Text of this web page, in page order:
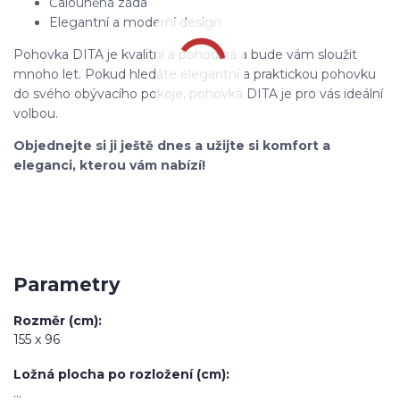
Elegantní a moderní design
Pohovka DITA je kvalitní a pohodlná a bude vám sloužit
mnoho let. Pokud hledáte elegantní a praktickou pohovku
do svého obývacího pokoje, pohovka DITA je pro vás ideální
volbou.
Objednejte si ji ještě dnes a užijte si komfort a
eleganci, kterou vám nabízí!
Parametry
Rozměr (cm)
155 x 96
Ložná plocha po rozložení (cm)
...